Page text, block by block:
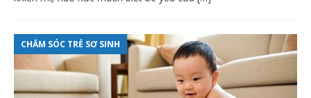
CHĂM SÓC TRẺ SƠ SINH